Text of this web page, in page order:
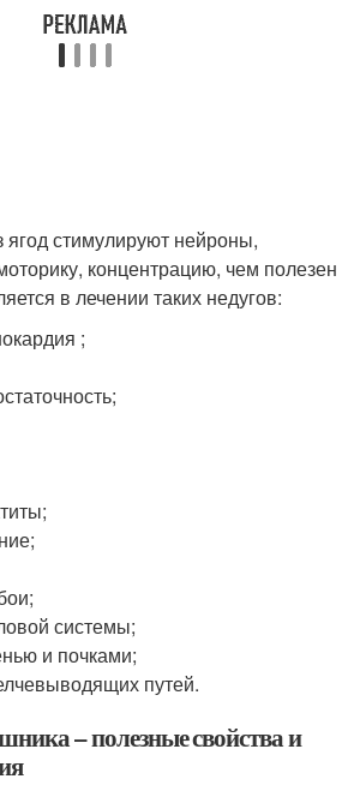
стимулируют нейроны,
концентрацию, чем полезен
в лечении таких недугов:
;
системы;
и почками;
путей.
– полезные свойства и